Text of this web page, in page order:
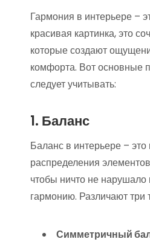
Гармония в интерьере –
красивая картинка, это
которые создают
комфорта. Вот основные
следует учитывать:
1. Баланс
Баланс в интерьере – это
распределения
чтобы ничто не нарушало
гармонию. Различают три
Симметричный